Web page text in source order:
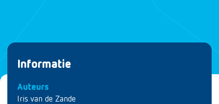
Informatie
Auteurs
Iris van de Zande